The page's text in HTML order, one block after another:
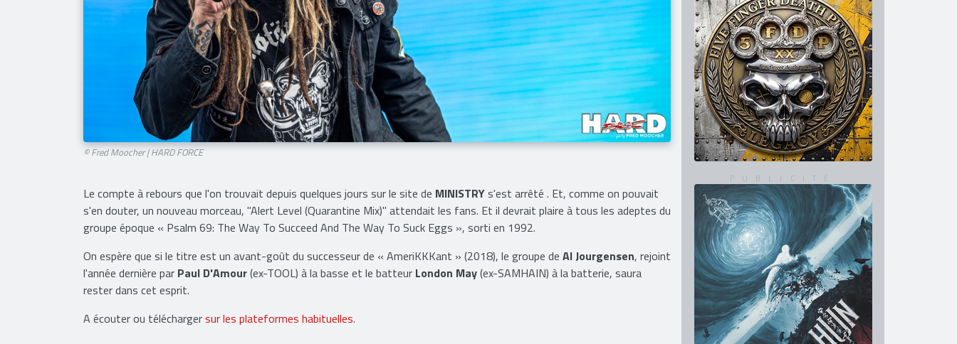
© Fred Moocher | HARD FORCE
Le compte à rebours que l'on trouvait depuis quelques jours sur le site deMINISTRYs'est arrêté . Et, comme on pouvait
s'en douter, un nouveau morceau, "Alert Level (Quarantine Mix)" attendait les fans. Et il devrait plaire à tous les adeptes du
groupe époque « Psalm 69: The Way To Succeed And The Way To Suck Eggs », sorti en 1992.
On espère que si le titre est un avant-goût du successeur de « AmeriKKKant » (2018), le groupe de
l'année dernière parPaul D'Amour(ex-TOOL) à la basse et le batteur